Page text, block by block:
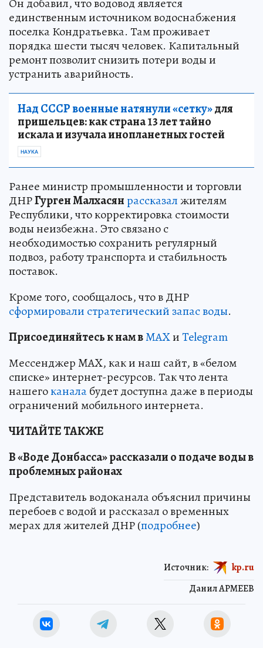
Он добавил, что водовод является
единственным источником водоснабжения
поселка Кондратьевка. Там проживает
порядка шести тысяч человек. Капитальный
ремонт позволит снизить потери воды и
устранить аварийность.
Над СССР военные натянули «сетку»для
пришельцев: как страна 13 лет тайно
искала и изучала инопланетных гостей
НАУКА
Ранее министр промышленности и торговли
ДНРГурген Малхасянрассказалжителям
Республики, что корректировка стоимости
воды неизбежна. Это связано с
необходимостью сохранить регулярный
подвоз, работу транспорта и стабильность
поставок.
Кроме того, сообщалось, что в ДНР
сформировали стратегический запас воды.
Присоединяйтесь к нам вMAXиTelegram
Мессенджер MAX, как и наш сайт, в «белом
списке» интернет-ресурсов. Так что лента
нашегоканалабудет доступна даже в периоды
ограничений мобильного интернета.
ЧИТАЙТЕ ТАКЖЕ
В «Воде Донбасса» рассказали о подаче воды в
проблемных районах
Представитель водоканала объяснил причины
перебоев с водой и рассказал о временных
мерах для жителей ДНР (подробнее)
Данил АРМЕЕВ
Источник: kp.ru